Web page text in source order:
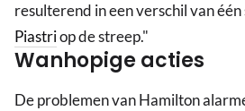
resulterend in een verschil van
Piastriop de streep."
Wanhopige acties
De problemen van Hamilton